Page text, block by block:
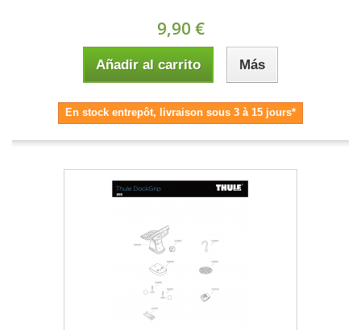
9,90 €
Añadir al carrito Más
En stock entrepôt, livraison sous 3 à 15 jours*